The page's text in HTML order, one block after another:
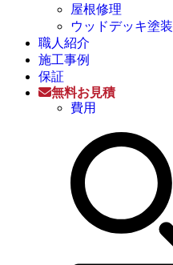
屋根修理
ウッドデッキ塗装
職人紹介
施工事例
保証
無料お見積
費用